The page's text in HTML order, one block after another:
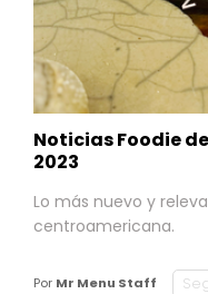
Noticias Foodie
2023
Lo más nuevo y
centroamericana.
Por Mr Menu Staff